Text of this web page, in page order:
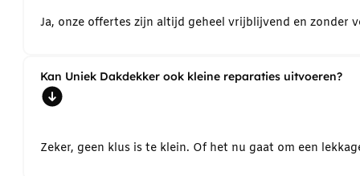
Ja, onze offertes zijn altijd geheel vrijblijvend en
Kan Uniek Dakdekker ook kleine reparaties uitvoeren?
Zeker, geen klus is te klein. Of het nu gaat om een